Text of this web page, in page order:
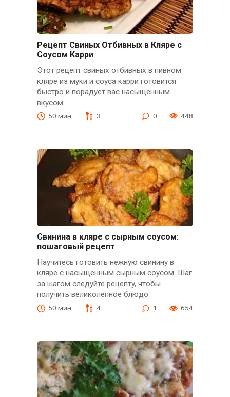
Рецепт Свиных Отбивных в Кляре с
Соусом Карри
Этот рецепт свиных отбивных в пивном
кляре из муки и соуса карри готовится
быстро и порадует вас насыщенным
вкусом.
50 мин. 3 0 448
Свинина в кляре с сырным соусом:
пошаговый рецепт
Научитесь готовить нежную свинину в
кляре с насыщенным сырным соусом. Шаг
за шагом следуйте рецептy, чтобы
получить великолепное блюдо.
50 мин. 4 1 654